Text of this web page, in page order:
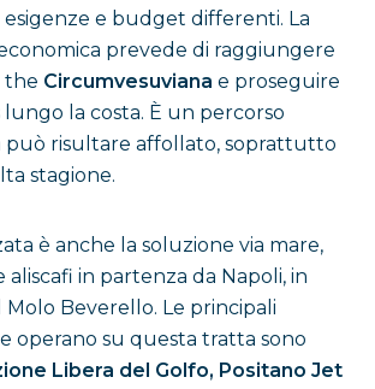
esigenze e budget differenti. La
prevede di raggiungere
the Circumvesuviana e proseguire
la costa. È un percorso
può risultare affollato, soprattutto
stagione.
è anche la soluzione via mare,
in partenza da Napoli, in
Beverello. Le principali
operano su questa tratta sono
Libera del Golfo, Positano Jet